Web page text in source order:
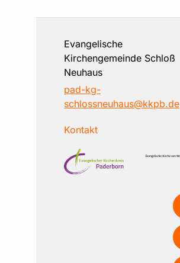
Evangelische
Kirchengemeinde Schloß
Neuhaus
pad-kg-
schlossneuhaus@kkpb.de
Kontakt